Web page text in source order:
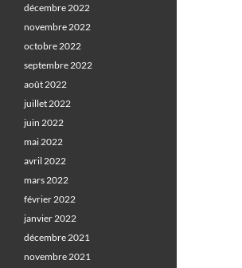
décembre 2022
novembre 2022
octobre 2022
septembre 2022
août 2022
juillet 2022
juin 2022
mai 2022
avril 2022
mars 2022
février 2022
janvier 2022
décembre 2021
novembre 2021